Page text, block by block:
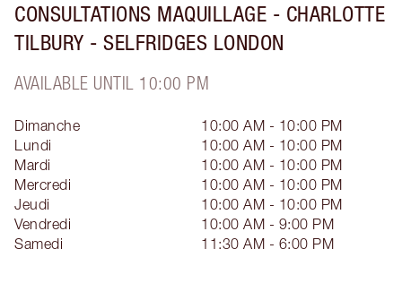
CONSULTATIONS MAQUILLAGE - CHARLOTTE
TILBURY - SELFRIDGES LONDON
AVAILABLE UNTIL 10:00 PM
Dimanche
10:00 AM - 10:00 PM
Lundi
10:00 AM - 10:00 PM
Mardi
10:00 AM - 10:00 PM
Mercredi
10:00 AM - 10:00 PM
Jeudi
10:00 AM - 10:00 PM
Vendredi
10:00 AM - 9:00 PM
Samedi
11:30 AM - 6:00 PM